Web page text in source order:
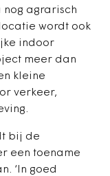
nog agrarisch
wordt ook
indoor
meer dan
kleine
verkeer,
bij de
een toename
‘In goed